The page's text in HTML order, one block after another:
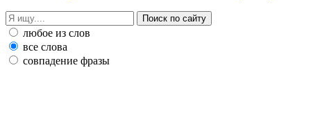
любое из слов
все слова
совпадение фразы